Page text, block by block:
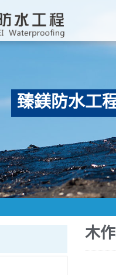
臻鎂防水工
木